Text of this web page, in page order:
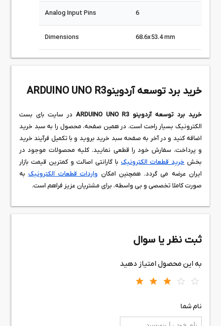
Analog Input Pins 6
Dimensions 68.6x53.4 mm
خرید برد توسعه آردوینو ARDUINO UNO R3
خرید برد توسعه آردوینو ARDUINO UNO R3
در سایت بای بست
الکترونیک بسیار راحت است. در همین صفحه، محصول را به سبد خرید
اضافه کنید و در آخر به صفحه سبد خرید بروید و با تکمیل فرآیند خرید
و پرداخت، سفارش خود را قطعی نمایید. کلیه محصولات موجود در
بخش خرید قطعات الکترونیک با گارانتی اصالت و کمترین قیمت بازار
ایران عرضه می گردد. همچنین امکان واردات قطعات الکترونیک به
صورت کاملا تخصصی و بی واسطه، برای مشتریان عزیز فراهم است.
ثبت نظر یا سوال
به این محصول امتیاز دهید
نام شما